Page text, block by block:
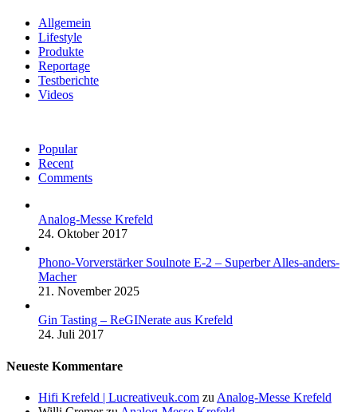
Allgemein
Lifestyle
Produkte
Reportage
Testberichte
Videos
Popular
Recent
Comments
Analog-Messe Krefeld
24. Oktober 2017
Phono-Vorverstärker Soulnote E-2 – Superber Alles-anders-
Macher
21. November 2025
Gin Tasting – ReGINerate aus Krefeld
24. Juli 2017
Neueste Kommentare
Hifi Krefeld | Lucreativeuk.com zu Analog-Messe Krefeld